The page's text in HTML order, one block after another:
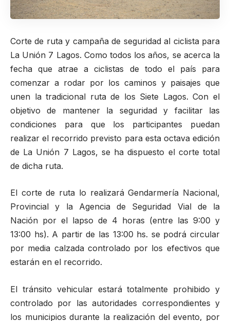
Corte de ruta y campaña de seguridad al ciclista para
La Unión 7 Lagos. Como todos los años, se acerca la
fecha que atrae a ciclistas de todo el país para
comenzar a rodar por los caminos y paisajes que
unen la tradicional ruta de los Siete Lagos. Con el
objetivo de mantener la seguridad y facilitar las
condiciones para que los participantes puedan
realizar el recorrido previsto para esta octava edición
de La Unión 7 Lagos, se ha dispuesto el corte total
de dicha ruta.
El corte de ruta lo realizará Gendarmería Nacional,
Provincial y la Agencia de Seguridad Vial de la
Nación por el lapso de 4 horas (entre las 9:00 y
13:00 hs). A partir de las 13:00 hs. se podrá circular
por media calzada controlado por los efectivos que
estarán en el recorrido.
El tránsito vehicular estará totalmente prohibido y
controlado por las autoridades correspondientes y
los municipios durante la realización del evento, por